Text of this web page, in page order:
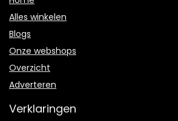
Alles winkelen
Blogs
Onze webshops
Overzicht
Adverteren
Verklaringen